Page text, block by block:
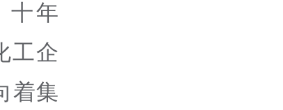
十年
工企
着集